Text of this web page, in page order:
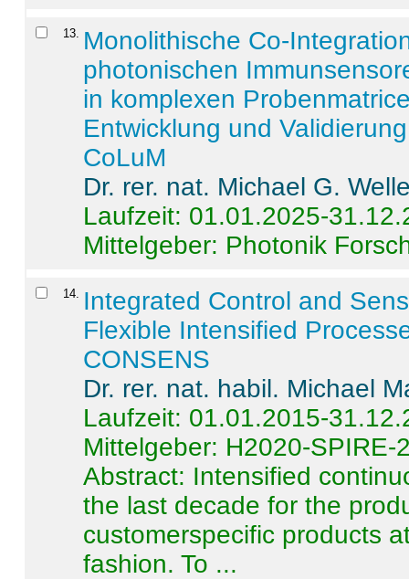
13
Monolithische Co-
photonischen
in komplexen
Entwicklung und
CoLuM
Dr. rer. nat. Michael G.
Laufzeit: 01.01.2025-
Mittelgeber: Photonik
14
Integrated Control and
Flexible Intensified
CONSENS
Dr. rer. nat. habil. Michael
Laufzeit: 01.01.2015-
Mittelgeber: H2020-SPIRE-
Abstract: Intensified
the last decade for the
customerspecific products
fashion. To ...